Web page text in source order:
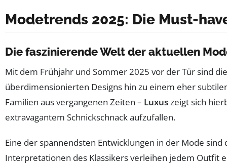
Modetrends 2025: Die Must-
Die faszinierende Welt der aktuellen
Mit dem Frühjahr und Sommer 2025 vor der Tür sind
überdimensionierten Designs hin zu einem eher
Familien aus vergangenen Zeiten – Luxuszeigt sich
extravagantem Schnickschnack aufzufallen.
Eine der spannendsten Entwicklungen in der Mode
Interpretationen des Klassikers verleihen jedem Outfit